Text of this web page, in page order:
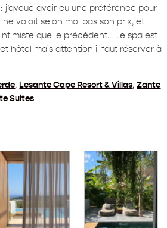
: j’avoue avoir eu une préférence pour
valait selon moi pas son prix, et
que le précédent… Le spa est
hôtel mais attention il faut réserver à
, Lesante Cape Resort & Villas,Zante
Suites